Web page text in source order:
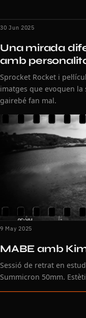
30 Jun 2025
Una mirada
amb
Sprocket Rocket i
imatges que evoquen
gairebé fan mal.
9 May 2025
MABE amb
Sessió de retrat en
Summicron 50mm.